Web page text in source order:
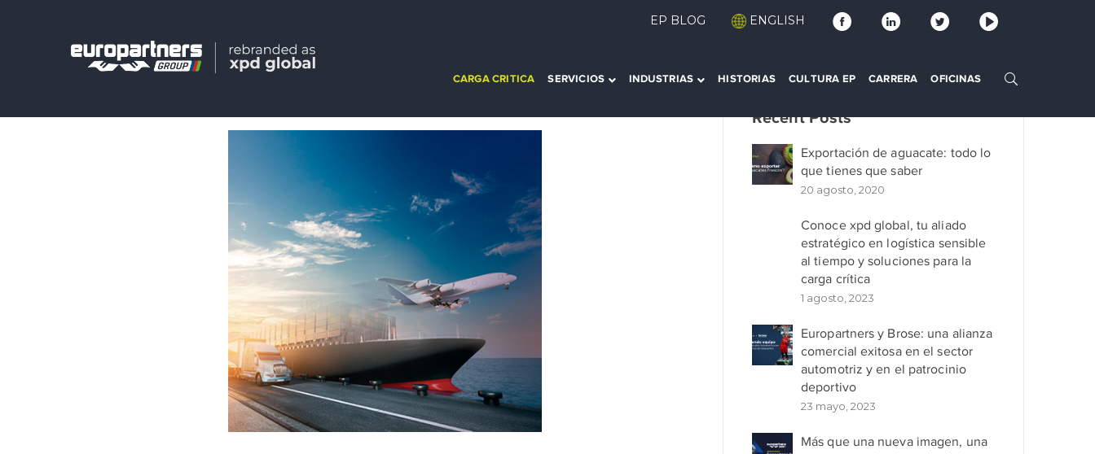
EP BLOG ENGLISH
CARGA CRITICA SERVICIOS INDUSTRIAS HISTORIAS CULTURA EP CARRERA OFICINAS
Recent Posts
Exportación de aguacate: todo lo
que tienes que saber
20 agosto, 2020
Conoce xpd global, tu aliado
estratégico en logística sensible
al tiempo y soluciones para la
carga crítica
1 agosto, 2023
Europartners y Brose: una alianza
comercial exitosa en el sector
automotriz y en el patrocinio
deportivo
23 mayo, 2023
Más que una nueva imagen, una